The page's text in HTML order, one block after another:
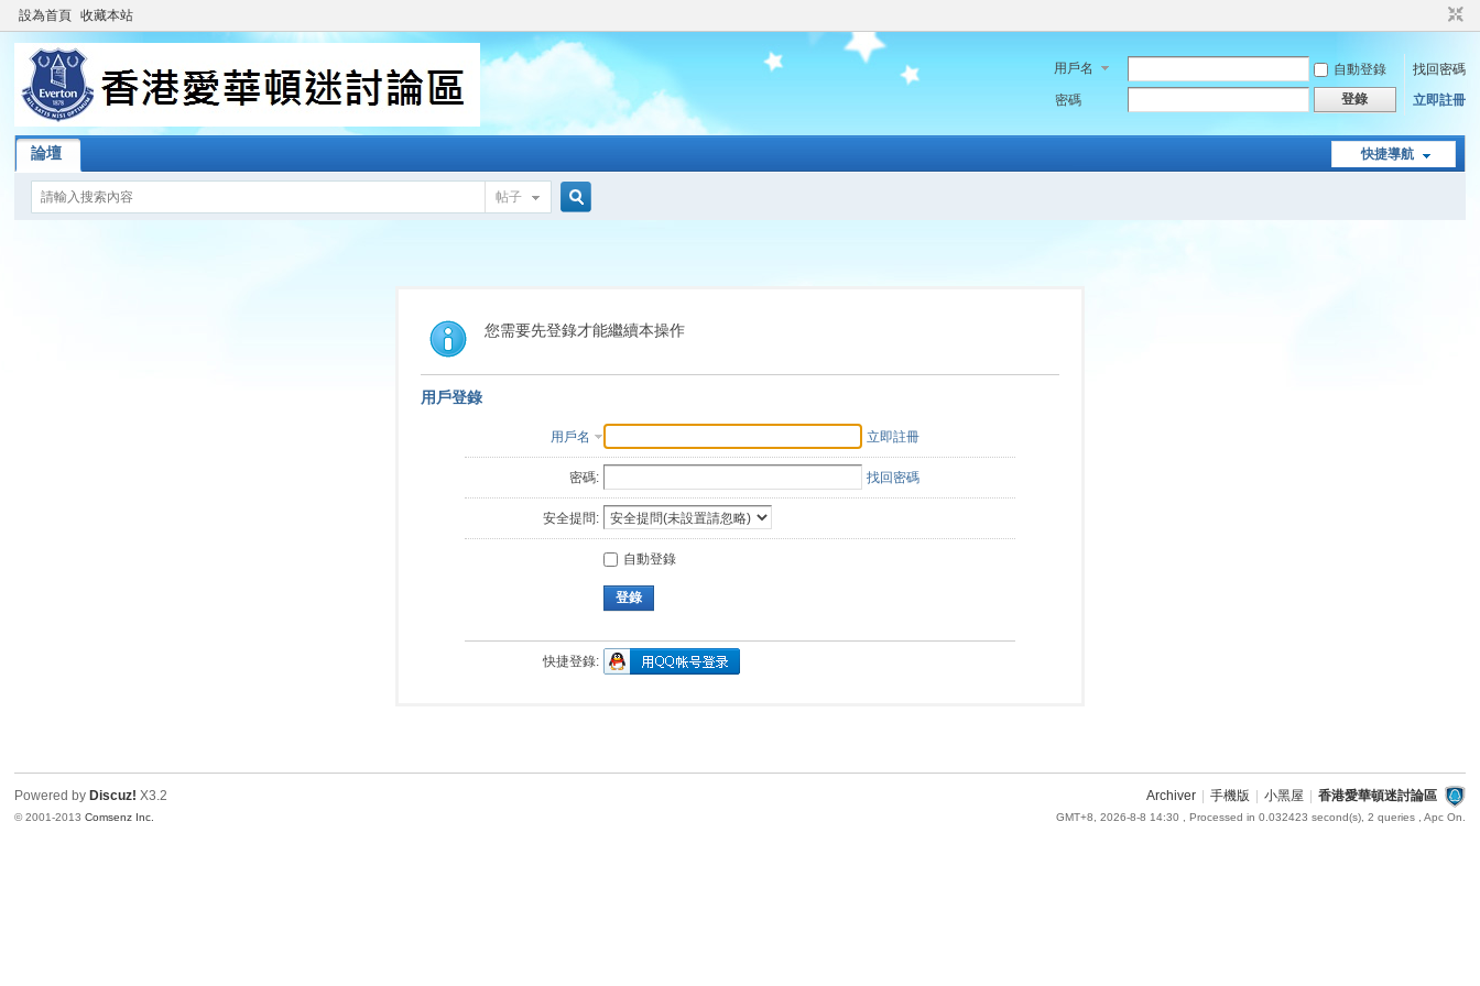
設為首頁 收藏本站
用戶名 自動登錄
找回密碼
密碼
登錄 立即註冊
快捷導航
論壇
帖子
索
您需要先登錄才能繼續本操作
用戶登錄
用戶名 立即註冊
密碼: 找回密碼
安全提問:
自動登錄
登錄
快捷登錄:
Archiver 手機版 小黑屋 香港愛華頓迷討論區
GMT+8, 2026-8-8 14:30 , Processed in 0.032423 second(s), 2 queries , Apc On.
Powered by Discuz! X3.2
© 2001-2013Comsenz Inc.